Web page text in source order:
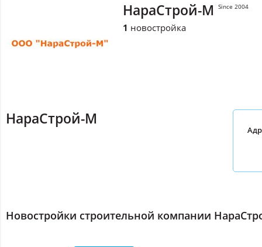
НараСтрой-М Since 2004
1 новостройка
НараСтрой-М
Новостройки строительной компании